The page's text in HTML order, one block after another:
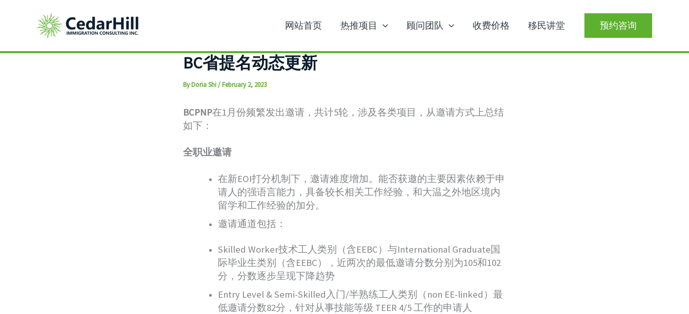
网站首页 热推项目 顾问团队 收费价格 移民讲堂 预约咨询
BC省提名动态更新
ByDoria Shi/February 2, 2023
BCPNP在1月份频繁发出邀请，共计5轮，涉及各类项目，从邀请方式上总结
如下：
全职业邀请
在新EOI打分机制下，邀请难度增加。能否获邀的主要因素依赖于申
请人的强语言能力，具备较长相关工作经验，和大温之外地区境内
留学和工作经验的加分。
邀请通道包括：
Skilled Worker技术工人类别（含EEBC）与International Graduate国
际毕业生类别（含EEBC），近两次的最低邀请分数分别为105和102
分，分数逐步呈现下降趋势
Entry Level & Semi-Skilled入门/半熟练工人类别（non EE-linked）最
低邀请分数82分，针对从事技能等级 TEER 4/5 工作的申请人